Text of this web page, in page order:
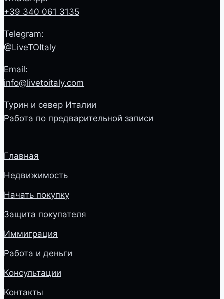
+39 340 061 3135
Telegram:
@LiveTOItaly
Email:
info@livetoitaly.com
Турин и север Италии
Работа по предварительной записи
Главная
Недвижимость
Начать покупку
Защита покупателя
Иммиграция
Работа и деньги
Консультации
Контакты